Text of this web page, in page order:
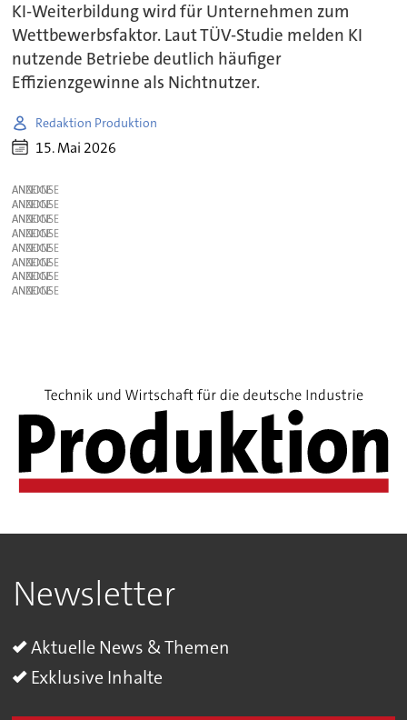
KI-Weiterbildung wird für Unternehmen zum
Wettbewerbsfaktor. Laut TÜV-Studie melden KI
nutzende Betriebe deutlich häufiger
Effizienzgewinne als Nichtnutzer.
Redaktion Produktion
15. Mai 2026
ANZEIGE
ANZEIGE
ANZEIGE
ANZEIGE
ANZEIGE
ANZEIGE
ANZEIGE
ANZEIGE
Newsletter
Aktuelle News & Themen
Exklusive Inhalte